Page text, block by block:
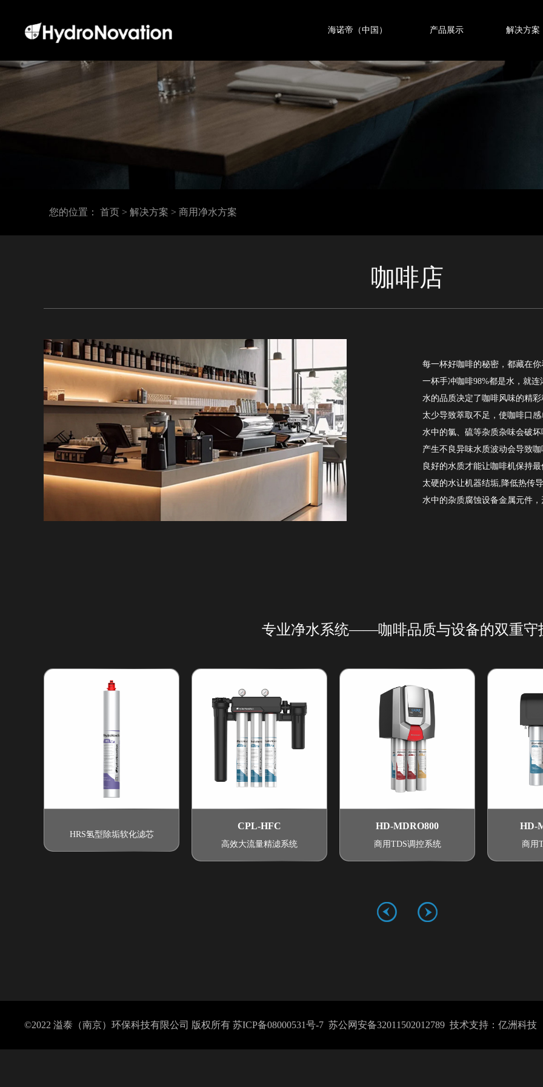
海诺帝（中国） 产品展示 解决方案
您的位置： 首页 > 解决方案 > 商用净水方案
咖啡店
每一杯好咖啡的秘密，都藏在
一杯手冲咖啡98%都是水，就
水的品质决定了咖啡风味的精
太少导致萃取不足，使咖啡口
水中的氯、硫等杂质杂味会破
产生不良异味水质波动会导致
良好的水质才能让咖啡机保持
太硬的水让机器结垢,降低热传
水中的杂质腐蚀设备金属元件，
专业净水系统——咖啡品质与设备的双重守
HRS氢型除垢软化滤芯
CPL-HFC
高效大流量精滤系统
HD-MDRO800
商用TDS调控系统
HD-
商用
©2022 溢泰（南京）环保科技有限公司 版权所有苏ICP备08000531号-7 苏公网安备32011502012789 技术支持：亿洲科技